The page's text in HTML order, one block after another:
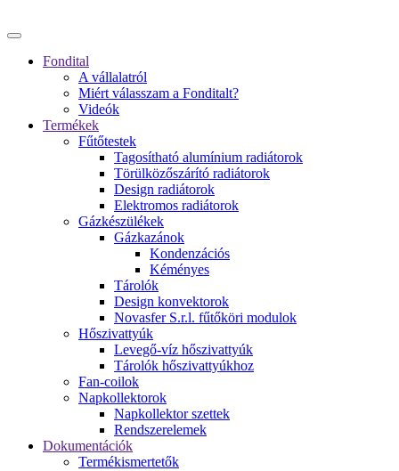
Fondital
A vállalatról
Miért válasszam a Fonditalt?
Videók
Termékek
Fűtőtestek
Tagosítható alumínium radiátorok
Törülközőszárító radiátorok
Design radiátorok
Elektromos radiátorok
Gázkészülékek
Gázkazánok
Kondenzációs
Kéményes
Tárolók
Design konvektorok
Novasfer S.r.l. fűtőköri modulok
Hőszivattyúk
Levegő-víz hőszivattyúk
Tárolók hőszivattyúkhoz
Fan-coilok
Napkollektorok
Napkollektor szettek
Rendszerelemek
Dokumentációk
Termékismertetők